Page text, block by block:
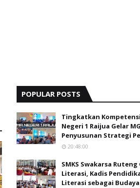
POPULAR POSTS
Tingkatkan
Negeri 1 Raijua Gelar
Penyusunan Strategi
20:48:00
SMKS Swakarsa
Literasi, Kadis
Literasi sebagai